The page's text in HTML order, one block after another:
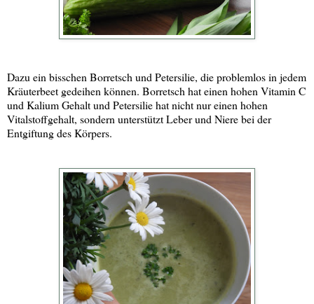
Dazu ein bisschen Borretsch und Petersilie, die problemlos in jedem
Kräuterbeet gedeihen können. Borretsch hat einen hohen Vitamin C
und Kalium Gehalt und Petersilie hat nicht nur einen hohen
Vitalstoffgehalt, sondern unterstützt Leber und Niere bei der
Entgiftung des Körpers.